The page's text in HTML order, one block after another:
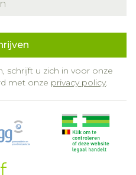
schrijft u zich in voor onze
met onze privacy policy.